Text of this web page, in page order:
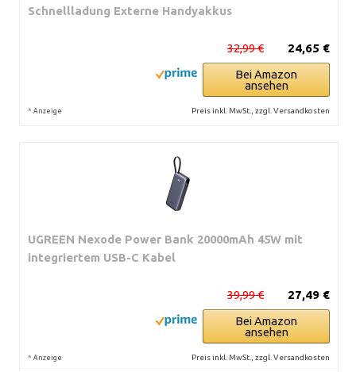
Schnellladung Externe Handyakkus
24,65 €
32,99 €
Bei Amazon
ansehen
* Anzeige Preis inkl. MwSt., zzgl. Versandkosten
UGREEN Nexode Power Bank 20000mAh 45W mit
integriertem USB-C Kabel
27,49 €
39,99 €
Bei Amazon
ansehen
* Anzeige Preis inkl. MwSt., zzgl. Versandkosten